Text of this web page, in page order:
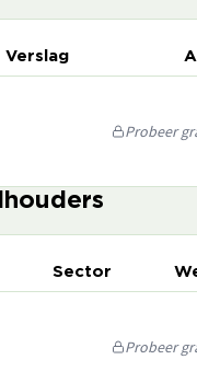
Verslag
Probeer
Sector
Probeer